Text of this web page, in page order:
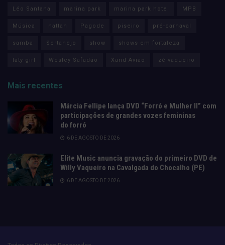
Léo Santana marina park marina park hotel MPB
Música nattan Pagode piseiro pré-carnaval
samba Sertanejo show shows em fortaleza
taty girl Wesley Safadão Xand Avião zé vaqueiro
Mais recentes
Márcia Fellipe lança DVD “Forró e Mulher II” com
participações de grandes vozes femininas
do forró
6 DE AGOSTO DE 2026
Elite Music anuncia gravação do primeiro DVD de
Willy Vaqueiro na Cavalgada do Chocalho (PE)
6 DE AGOSTO DE 2026